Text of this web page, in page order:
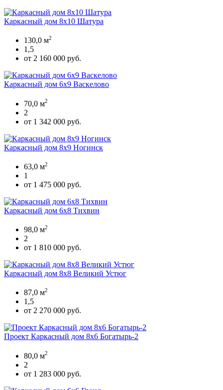
Каркасный дом 8х10 Шатура
130,0 м2
1,5
от 2 160 000 руб.
Каркасный дом 6х9 Васкелово
70,0 м2
2
от 1 342 000 руб.
Каркасный дом 8х9 Ногинск
63,0 м2
1
от 1 475 000 руб.
Каркасный дом 6х8 Тихвин
98,0 м2
2
от 1 810 000 руб.
Каркасный дом 8х8 Великий Устюг
87,0 м2
1,5
от 2 270 000 руб.
Проект Каркасный дом 8х6 Богатырь-2
80,0 м2
2
от 1 283 000 руб.